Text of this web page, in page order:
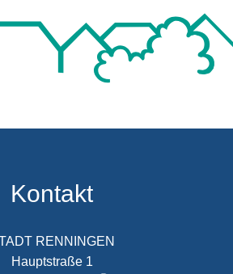
Kontakt
RENNINGEN
Hauptstraße 1